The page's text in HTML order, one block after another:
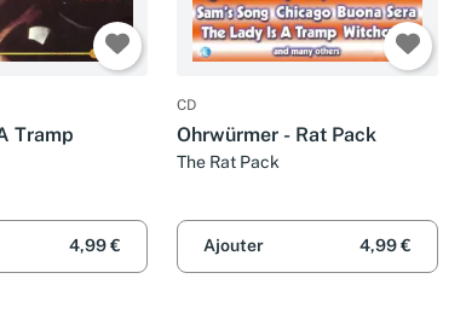
Tramp
4,99 €
CD
Ohrwürmer - Rat Pack
The Rat Pack
Ajouter 4,99 €